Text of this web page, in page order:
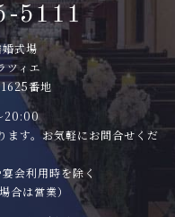
5111
式場
ツィエ
番地
20:00
す。お気軽にお問合せくだ
会利用時を除く
合は営業）